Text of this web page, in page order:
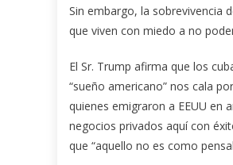
Sin embargo, la sobrevivencia
que viven con miedo a no
El Sr. Trump afirma que los
“sueño americano” nos cala
quienes emigraron a EEUU en
negocios privados aquí con
que “aquello no es como